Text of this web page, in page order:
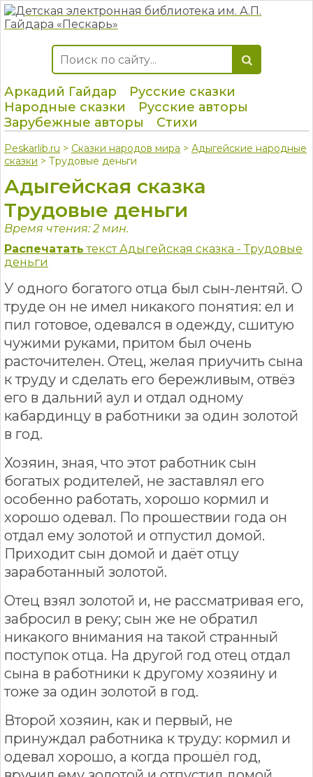
Аркадий Гайдар
Русские сказки
Народные сказки
Русские авторы
Зарубежные авторы
Стихи
Peskarlib.ru > Сказки народов мира > Адыгейские народные
сказки > Трудовые деньги
Адыгейская сказка
Трудовые деньги
Время чтения: 2 мин.
Распечатать текст Адыгейская сказка - Трудовые
деньги
У одного богатого отца был сын-лентяй. О
труде он не имел никакого понятия: ел и
пил готовое, одевался в одежду, сшитую
чужими руками, притом был очень
расточителен. Отец, желая приучить сына
к труду и сделать его бережливым, отвёз
его в дальний аул и отдал одному
кабардинцу в работники за один золотой
в год.
Хозяин, зная, что этот работник сын
богатых родителей, не заставлял его
особенно работать, хорошо кормил и
хорошо одевал. По прошествии года он
отдал ему золотой и отпустил домой.
Приходит сын домой и даёт отцу
заработанный золотой.
Отец взял золотой и, не рассматривая его,
забросил в реку; сын же не обратил
никакого внимания на такой странный
поступок отца. На другой год отец отдал
сына в работники к другому хозяину и
тоже за один золотой в год.
Второй хозяин, как и первый, не
принуждал работника к труду: кормил и
одевал хорошо, а когда прошёл год,